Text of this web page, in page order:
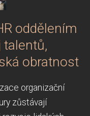
oddělením
obratnost
organizační
zůstávají